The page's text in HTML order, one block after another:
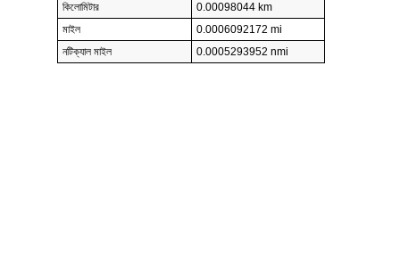
কিলোমিটার
0.00098044 km
মাইল
0.0006092172 mi
নটিক্যাল মাইল
0.0005293952 nmi